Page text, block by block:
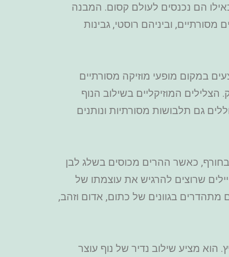
הם נכנסים לעולם קסום. המבנה
וביניהם רוסטי, גבינות
במקום מופעי מוזיקה מסורתיים
המוזיקליים בשילוב הנוף
גם תלבושות מסורתיות ונותנים
כאשר ההרים מכוסים בשלג לבן
שרוצים להרגיש את עוצמתו של
בגוונים של כתום, אדום וזהב,
מציע שילוב נדיר של נוף עוצר